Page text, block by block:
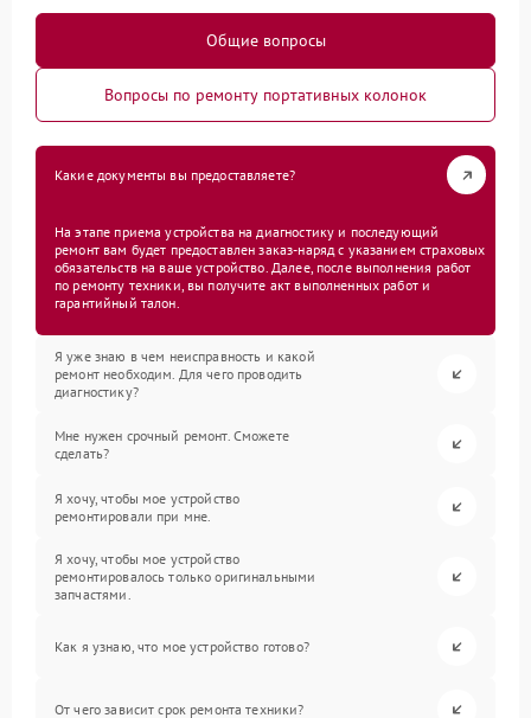
Общие вопросы
Вопросы по ремонту портативных колонок
Какие документы вы предоставляете?
На этапе приема устройства на диагностику и последующий
ремонт вам будет предоставлен заказ-наряд с указанием страховых
обязательств на ваше устройство. Далее, после выполнения работ
по ремонту техники, вы получите акт выполненных работ и
гарантийный талон.
Я уже знаю в чем неисправность и какой
ремонт необходим. Для чего проводить
диагностику?
Мне нужен срочный ремонт. Сможете
сделать?
Я хочу, чтобы мое устройство
ремонтировали при мне.
Я хочу, чтобы мое устройство
ремонтировалось только оригинальными
запчастями.
Как я узнаю, что мое устройство готово?
От чего зависит срок ремонта техники?